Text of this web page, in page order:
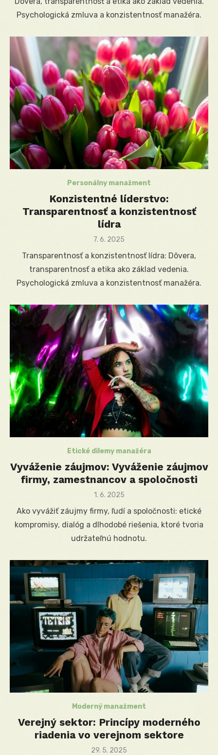
Psychologická zmluva a konzistentnosť manažéra.
Personálny manažment
Konzistentné líderstvo:
Transparentnosť a konzistentnosť
lídra
Posted
7. 6. 2025
Transparentnosť a konzistentnosť lídra: Dôvera,
transparentnosť a etika ako základ vedenia.
Psychologická zmluva a konzistentnosť manažéra.
Etické dilemy manažéra
Vyváženie záujmov: Vyváženie záujmov
firmy, zamestnancov a spoločnosti
Posted
1. 6. 2025
Ako vyvážiť záujmy firmy, ľudí a spoločnosti: etické
kompromisy, dialóg a dlhodobé riešenia, ktoré tvoria
udržateľnú hodnotu.
Moderný manažment
Verejný sektor: Princípy moderného
riadenia vo verejnom sektore
Posted
29. 5. 2025